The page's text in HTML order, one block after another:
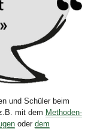
und Schüler beim
mit dem Methoden-
oder dem